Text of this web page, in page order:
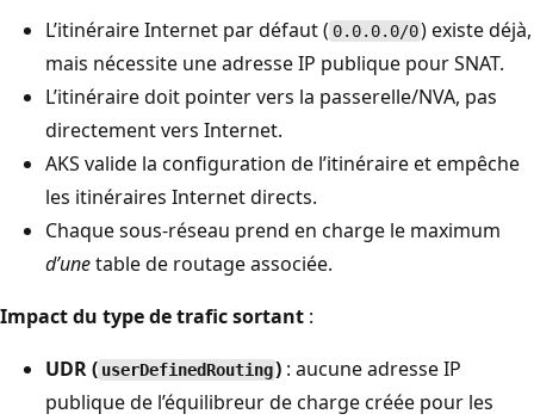
L’itinéraire Internet par défaut ( 0.0.0.0/0) existe déjà,
mais nécessite une adresse IP publique pour SNAT.
L’itinéraire doit pointer vers la passerelle/NVA, pas
directement vers Internet.
AKS valide la configuration de l’itinéraire et empêche
les itinéraires Internet directs.
Chaque sous-réseau prend en charge le maximum
d’unetable de routage associée.
Impact du type de trafic sortant :
UDR ( userDefinedRouting) : aucune adresse IP
publique de l’équilibreur de charge créée pour les